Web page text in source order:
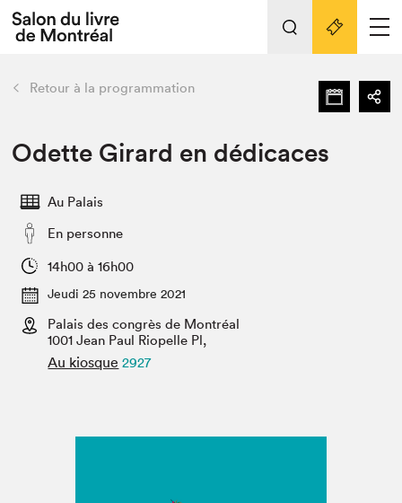
Espace exposant⋅e⋅s
Espace enseignant·e·s
L'événement
Préparer sa visite au Salon
Actualités
SLM PRO
retour Nos activités
Préparer sa visite
Salon au Palais
Projets partenaires
Liens pratiques
Retour à la programmation
Odette Girard en dédicaces
Au Palais
En personne
14h00 à 16h00
Jeudi 25 novembre 2021
Palais des congrès de Montréal
1001 Jean Paul Riopelle Pl,
Au kiosque 2927